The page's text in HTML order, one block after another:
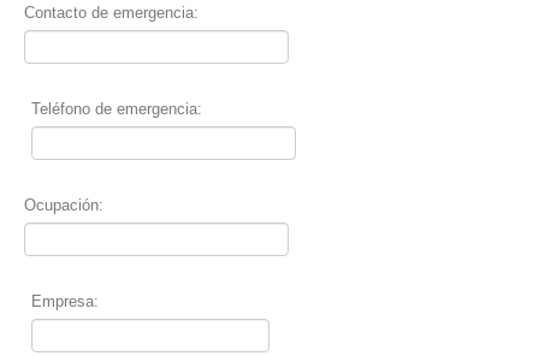
Contacto de emergencia:
Teléfono de emergencia:
Ocupación:
Empresa: